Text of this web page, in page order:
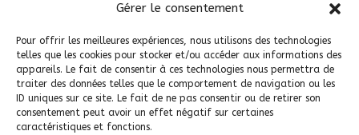
Gérer le consentement
Pour offrir les meilleures expériences, nous utilisons des technologies
telles que les cookies pour stocker et/ou accéder aux informations des
appareils. Le fait de consentir à ces technologies nous permettra de
traiter des données telles que le comportement de navigation ou les
ID uniques sur ce site. Le fait de ne pas consentir ou de retirer son
consentement peut avoir un effet négatif sur certaines
caractéristiques et fonctions.
Devenez Délégué·e Régional·e !
Trouvez-nous près de chez vous !
Mentions légales
Conditions générales de vente